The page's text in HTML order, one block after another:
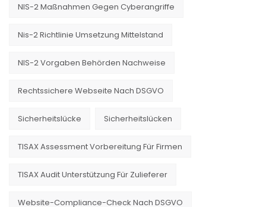
NIS-2 Maßnahmen Gegen Cyberangriffe
Nis-2 Richtlinie Umsetzung Mittelstand
NIS-2 Vorgaben Behörden Nachweise
Rechtssichere Webseite Nach DSGVO
Sicherheitslücke Sicherheitslücken
TISAX Assessment Vorbereitung Für Firmen
TISAX Audit Unterstützung Für Zulieferer
Website-Compliance-Check Nach DSGVO